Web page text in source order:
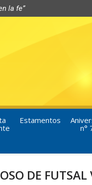
la fe”
Estamentos
n°
DE FUTSAL